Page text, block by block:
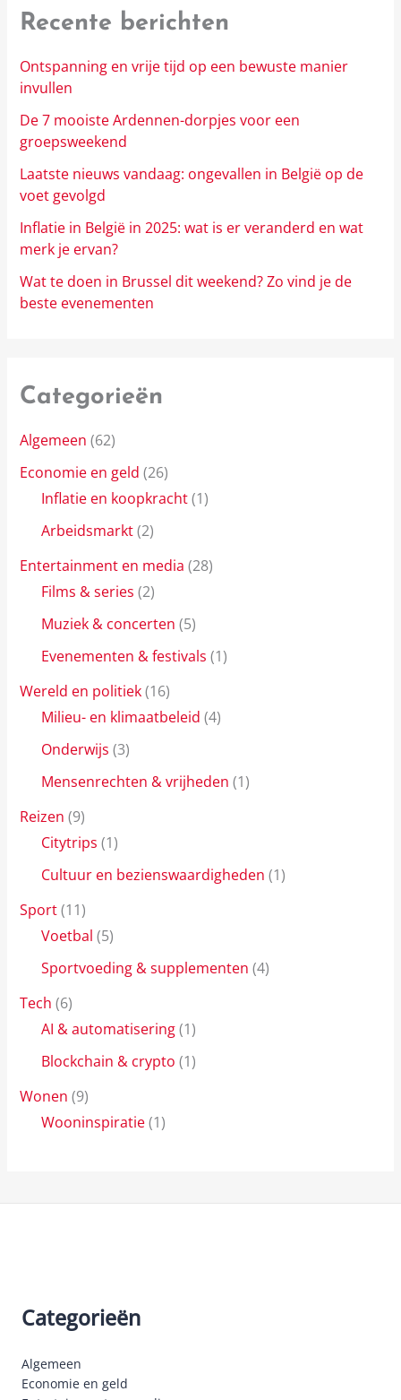
Recente berichten
Ontspanning en vrije tijd op een bewuste manier
invullen
De 7 mooiste Ardennen-dorpjes voor een
groepsweekend
Laatste nieuws vandaag: ongevallen in België op de
voet gevolgd
Inflatie in België in 2025: wat is er veranderd en wat
merk je ervan?
Wat te doen in Brussel dit weekend? Zo vind je de
beste evenementen
Categorieën
Algemeen (62)
Economie en geld (26)
Inflatie en koopkracht(1)
Arbeidsmarkt(2)
Entertainment en media (28)
Films & series (2)
Muziek & concerten (5)
Evenementen & festivals (1)
Wereld en politiek(16)
Milieu- en klimaatbeleid (4)
Onderwijs (3)
Mensenrechten & vrijheden (1)
Reizen (9)
Citytrips (1)
Cultuur en bezienswaardigheden (1)
Sport(11)
Voetbal (5)
Sportvoeding & supplementen (4)
Tech (6)
AI & automatisering(1)
Blockchain & crypto (1)
Wonen (9)
Wooninspiratie(1)
Categorieën
Algemeen
Economie en geld